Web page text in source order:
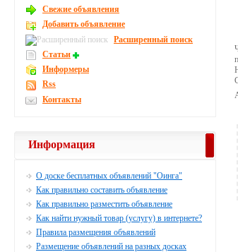
Свежие объявления
Добавить объявление
Расширенный поиск
Статьи
Информеры
Rss
Контакты
Информация
О доске бесплатных объявлений "Оинга"
Как правильно составить объявление
Как правильно разместить объявление
Как найти нужный товар (услугу) в интернете?
Правила размещения объявлений
Размещение объявлений на разных досках